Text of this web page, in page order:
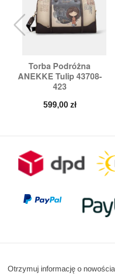
Torba Podróżna
ANEKKE Tulip 43708-
423
Cena
599,00 zł
Otrzymuj informację o